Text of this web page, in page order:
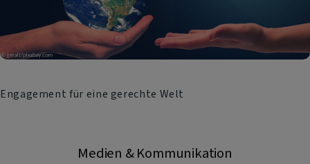
Engagement für eine gerechte Welt
Medien & Kommunikation